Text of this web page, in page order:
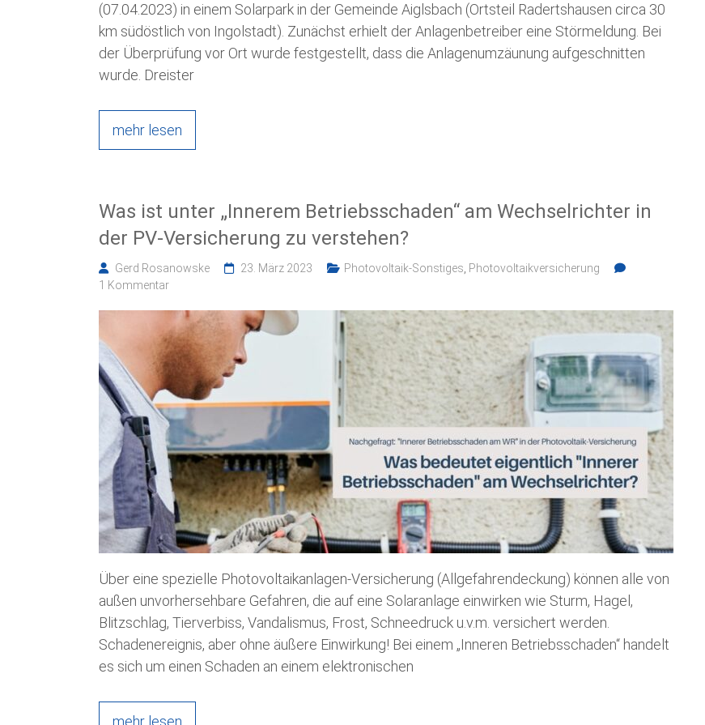
(07.04.2023) in einem Solarpark in der Gemeinde Aiglsbach (Ortsteil Radertshausen circa 30
km südöstlich von Ingolstadt). Zunächst erhielt der Anlagenbetreiber eine Störmeldung. Bei
der Überprüfung vor Ort wurde festgestellt, dass die Anlagenumzäunung aufgeschnitten
wurde. Dreister
mehr lesen
Was ist unter „Innerem Betriebsschaden“ am Wechselrichter in
der PV-Versicherung zu verstehen?
Gerd Rosanowske 23. März 2023 Photovoltaik-Sonstiges Photovoltaikversicherung
1 Kommentar
Über eine spezielle Photovoltaikanlagen-Versicherung (Allgefahrendeckung) können alle von
außen unvorhersehbare Gefahren, die auf eine Solaranlage einwirken wie Sturm, Hagel,
Blitzschlag, Tierverbiss, Vandalismus, Frost, Schneedruck u.v.m. versichert werden.
Schadenereignis, aber ohne äußere Einwirkung! Bei einem „Inneren Betriebsschaden“ handelt
es sich um einen Schaden an einem elektronischen
mehr lesen